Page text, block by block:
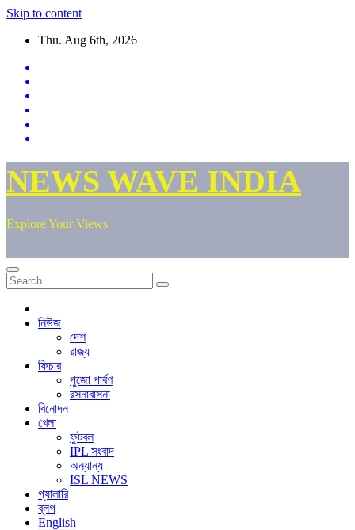
Skip to content
Thu. Aug 6th, 2026
NEWS WAVE INDIA
Explore Your Views
নিউজ
দেশ
রাজ্য
ফিচার
পুজো পার্বণ
রসনাবাসনা
বিনোদন
খেলা
ফুটবল
IPL সংবাদ
অন্যান্য
ISL NEWS
গ্যালারি
ব্লগ
English